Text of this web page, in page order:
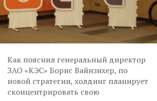
Как пояснил генеральный директор
ЗАО «КЭС» Борис Вайнзихер, по
новой стратегии, холдинг планирует
сконцентрировать свою